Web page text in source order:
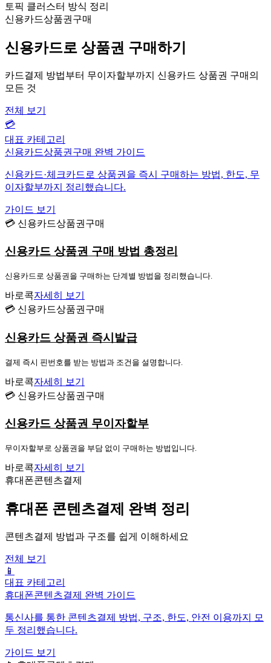
토픽 클러스터 방식 정리
신용카드상품권구매
신용카드로 상품권 구매하기
카드결제 방법부터 무이자할부까지 신용카드 상품권 구매의
모든 것
전체 보기
💳
대표 카테고리
신용카드상품권구매 완벽 가이드
신용카드·체크카드로 상품권을 즉시 구매하는 방법, 한도, 무
이자할부까지 정리했습니다.
가이드 보기
💳 신용카드상품권구매
신용카드 상품권 구매 방법 총정리
신용카드로 상품권을 구매하는 단계별 방법을 정리했습니다.
바로콕자세히 보기
💳 신용카드상품권구매
신용카드 상품권 즉시발급
결제 즉시 핀번호를 받는 방법과 조건을 설명합니다.
바로콕자세히 보기
💳 신용카드상품권구매
신용카드 상품권 무이자할부
무이자할부로 상품권을 부담 없이 구매하는 방법입니다.
바로콕자세히 보기
휴대폰콘텐츠결제
휴대폰 콘텐츠결제 완벽 정리
콘텐츠결제 방법과 구조를 쉽게 이해하세요
전체 보기
📱
대표 카테고리
휴대폰콘텐츠결제 완벽 가이드
통신사를 통한 콘텐츠결제 방법, 구조, 한도, 안전 이용까지 모
두 정리했습니다.
가이드 보기